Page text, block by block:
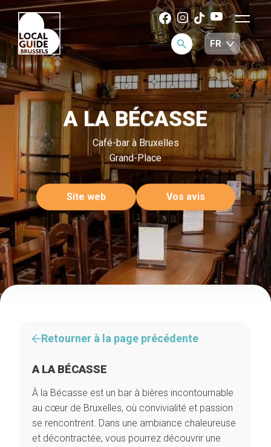
A LA BÉCASSE
Café-bar à Bruxelles
Grand-Place
Site web Vos avis
Retourner à la page précédente
A LA BÉCASSE
À la Bécasse est un bar à bières incontournable
au cœur de Bruxelles, où convivialité et passion
se rencontrent. Dans une ambiance chaleureuse
et décontractée, vous pourrez découvrir une